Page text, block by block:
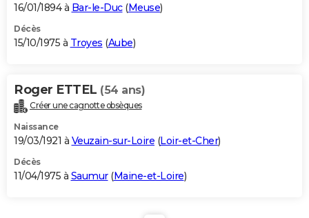
16/01/1894 à Bar-le-Duc(Meuse)
Décès
15/10/1975 à Troyes (Aube)
Roger ETTEL (54 ans)
Créer une cagnotte obsèques
Naissance
19/03/1921 à Veuzain-sur-Loire (Loir-et-Cher)
Décès
11/04/1975 à Saumur(Maine-et-Loire)